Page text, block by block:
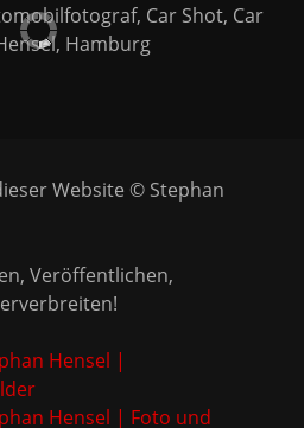
Car Shot, Car
Hamburg
Website © Stephan
Veröffentlichen,
Hensel |
Hensel | Foto und